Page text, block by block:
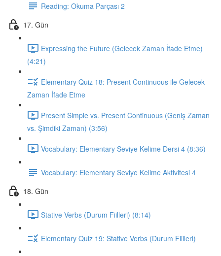
Reading: Okuma Parçası 2
17. Gün
Expressing the Future (Gelecek Zaman İfade Etme)
(4:21)
Elementary Quiz 18: Present Continuous ile Gelecek
Zaman İfade Etme
Present Simple vs. Present Continuous (Geniş Zaman
vs. Şimdiki Zaman) (3:56)
Vocabulary: Elementary Seviye Kelime Dersi 4 (8:36)
Vocabulary: Elementary Seviye Kelime Aktivitesi 4
18. Gün
Stative Verbs (Durum Fiilleri) (8:14)
Elementary Quiz 19: Stative Verbs (Durum Fiilleri)